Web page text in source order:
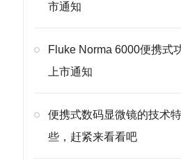
市通知
Fluke Norma 6000便携式
上市通知
便携式数码显微镜的技术
些，赶紧来看看吧